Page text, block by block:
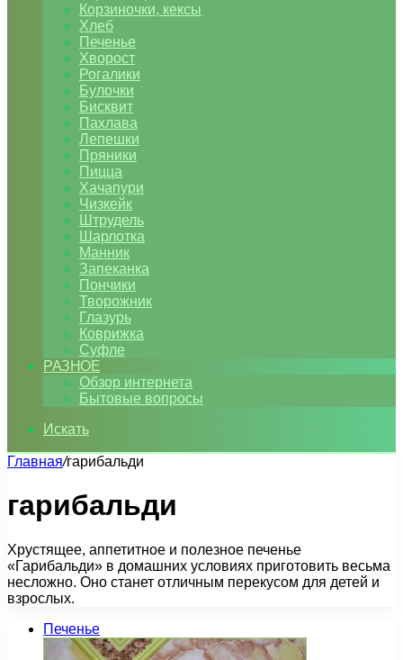
Корзиночки, кексы
Хлеб
Печенье
Хворост
Рогалики
Булочки
Бисквит
Пахлава
Лепешки
Пряники
Пицца
Хачапури
Чизкейк
Штрудель
Шарлотка
Манник
Запеканка
Пончики
Творожник
Глазурь
Коврижка
Суфле
РАЗНОЕ
Обзор интернета
Бытовые вопросы
Искать
Главная/гарибальди
гарибальди
Хрустящее, аппетитное и полезное печенье
«Гарибальди» в домашних условиях приготовить весьма
несложно. Оно станет отличным перекусом для детей и
взрослых.
Печенье